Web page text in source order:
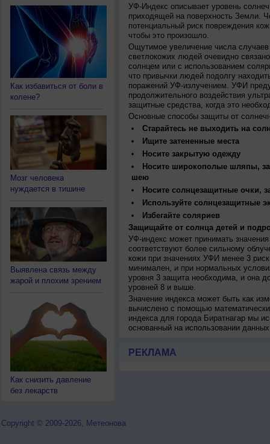
Как избавиться от боли в
колене?
Мозг человека
нуждается в тишине
Выявлена связь между
жарой и плохим зрением
Как снизить давление
без лекарств
УФ-Индекс описывает уровень
приходящей на поверхность Земли.
потенциальный риск повреждения
чтобы это произошло.
Ощутимое увеличение числа
светлокожих людей очевидно
солнцем или с использованием
что привычки людей подолгу
поражений УФ-излучением. УФИ
продолжительного воздействия
защитные средства, когда это
Основные способы защиты от
Старайтесь не выходить на
Ищите затененные места
Носите закрытую одежду
Носите широкополые шляпы,
шею
Носите солнцезащитные очки,
Используйте солнцезащитные
Избегайте соляриев
Защищайте от солнца детей и
УФ-индекс может принимать
соответствуют более сильному
кожи при значениях УФИ менее 3
минимален, и при нормальных
уровня 3 защита необходима, и она
уровней 8 и выше.
Значение индекса может быть как
вычислено с помощью
индекса для города Биратнагар мы
основанный на использовании
РЕКЛАМА
Copyright © 2009-2026, Метеонова